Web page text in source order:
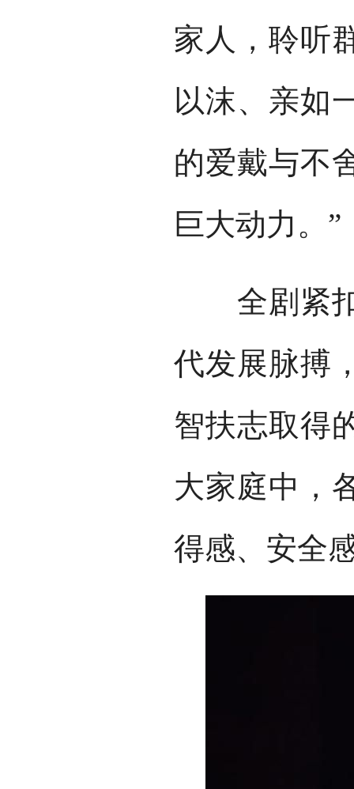
家人，聆听
以沫、亲如
的爱戴与不
巨大动力。”
全剧紧扣
代发展脉搏
智扶志取得
大家庭中，
得感、安全